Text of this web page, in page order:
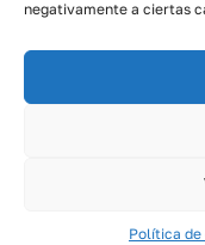
negativamente a ciertas
Política de
Instagram